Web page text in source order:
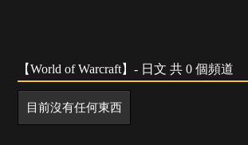
【World of Warcraft】- 日文 共 0 個頻道
目前沒有任何東西